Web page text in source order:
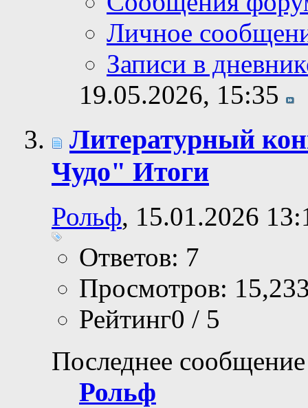
Личное
Записи в
19.05.2026, 15:35
Литературный
Чудо" Итоги
Рольф, 15.01.2026
Ответов: 7
Просмотров:
Рейтинг0 / 5
Последнее
Рольф